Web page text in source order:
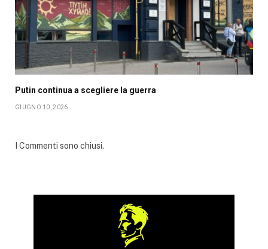
Putin continua a scegliere la guerra
GIUGNO 10, 2026
I Commenti sono chiusi.